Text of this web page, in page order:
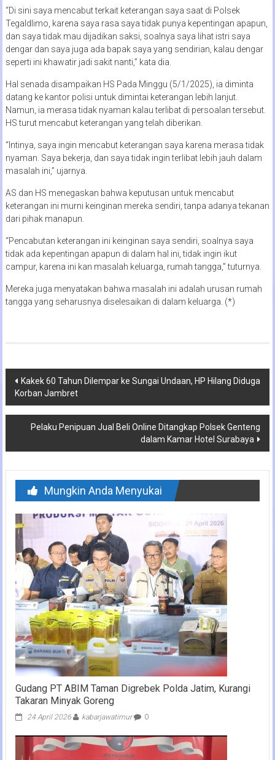
“Di sini saya mencabut terkait keterangan saya saat di Polsek
Tegaldlimo, karena saya rasa saya tidak punya kepentingan apapun,
dan saya tidak mau dijadikan saksi, soalnya saya lihat istri saya
dengar dan saya juga ada bapak saya yang sendirian, kalau dengar
seperti ini khawatir jadi sakit nanti,” kata dia.
Hal senada disampaikan HS Pada Minggu (5/1/2025), ia diminta
datang ke kantor polisi untuk dimintai keterangan lebih lanjut.
Namun, ia merasa tidak nyaman kalau terlibat di persoalan tersebut.
HS turut mencabut keterangan yang telah diberikan.
“Intinya, saya ingin mencabut keterangan saya karena merasa tidak
nyaman. Saya bekerja, dan saya tidak ingin terlibat lebih jauh dalam
masalah ini,” ujarnya.
AS dan HS menegaskan bahwa keputusan untuk mencabut
keterangan ini murni keinginan mereka sendiri, tanpa adanya tekanan
dari pihak manapun.
“Pencabutan keterangan ini keinginan saya sendiri, soalnya saya
tidak ada kepentingan apapun di dalam hal ini, tidak ingin ikut
campur, karena ini kan masalah keluarga, rumah tangga,” tuturnya.
Mereka juga menyatakan bahwa masalah ini adalah urusan rumah
tangga yang seharusnya diselesaikan di dalam keluarga. (*)
Navigasi
pos
Kakek 60 Tahun Dilempar ke Sungai Undaan, HP Hilang Diduga
Korban Jambret
Pelaku Penipuan Jual Beli Online Ditangkap Polsek Genteng
dalam Kamar Hotel Surabaya
Mungkin Anda Menyukai
Gudang PT ABIM Taman Digrebek Polda Jatim, Kurangi
Takaran Minyak Goreng
24 April 2026 kabarjawatimur 0